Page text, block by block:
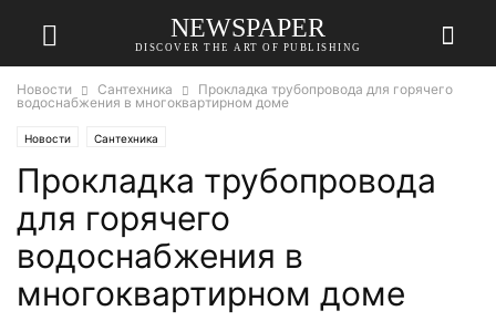
NEWSPAPER
DISCOVER THE ART OF PUBLISHING
Новости Сантехника
Прокладка трубопровода для горячего
водоснабжения в многоквартирном доме
Новости Сантехника
Прокладка трубопровода
для горячего
водоснабжения в
многоквартирном доме